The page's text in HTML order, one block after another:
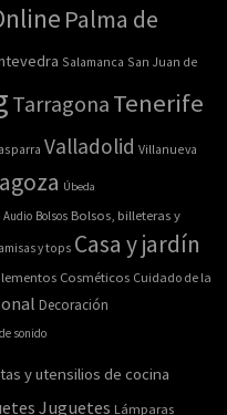
Palma de
Salamanca San Juan de
Tarragona Tenerife
Valladolid Villanueva
Úbeda
Audio Bolsos Bolsos, billeteras y
y tops Casa y jardín
Cosméticos Cuidado de la
Decoración
sonido
y utensilios de cocina
Juguetes Lámparas